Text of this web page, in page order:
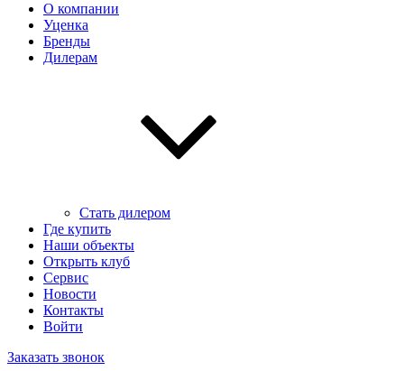
О компании
Уценка
Бренды
Дилерам
Стать дилером
Где купить
Наши объекты
Открыть клуб
Сервис
Новости
Контакты
Войти
Заказать звонок